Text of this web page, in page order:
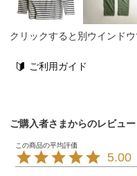
クリックすると別ウインド
ご利用ガイド
ご購入者さまからのレビュー
5.00